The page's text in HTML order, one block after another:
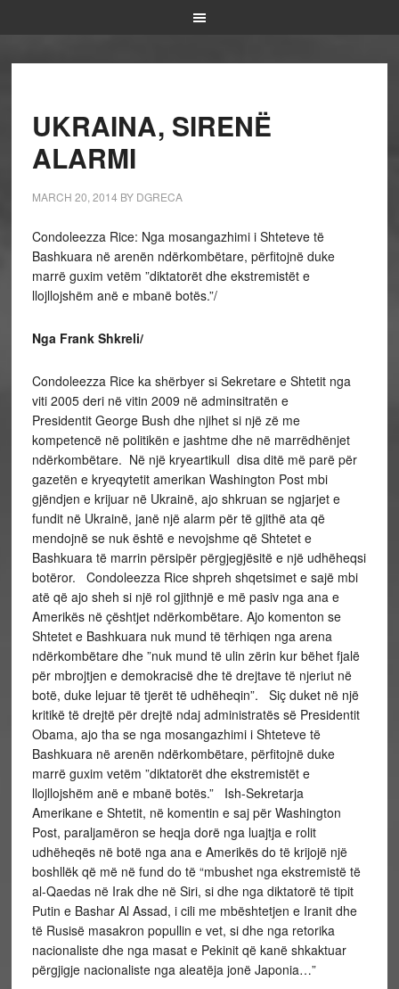
UKRAINA, SIRENË
ALARMI
MARCH 20, 2014 BY DGRECA
Condoleezza Rice: Nga mosangazhimi i Shteteve të
Bashkuara në arenën ndërkombëtare, përfitojnë duke
marrë guxim vetëm ”diktatorët dhe ekstremistët e
llojllojshëm anë e mbanë botës.”/
Nga Frank Shkreli/
Condoleezza Rice ka shërbyer si Sekretare e Shtetit nga
viti 2005 deri në vitin 2009 në adminsitratën e
Presidentit George Bush dhe njihet si një zë me
kompetencë në politikën e jashtme dhe në marrëdhënjet
ndërkombëtare. Në një kryeartikull disa ditë më parë për
gazetën e kryeqytetit amerikan Washington Post mbi
gjëndjen e krijuar në Ukrainë, ajo shkruan se ngjarjet e
fundit në Ukrainë, janë një alarm për të gjithë ata që
mendojnë se nuk është e nevojshme që Shtetet e
Bashkuara të marrin përsipër përgjegjësitë e një udhëheqsi
botëror. Condoleezza Rice shpreh shqetsimet e sajë mbi
atë që ajo sheh si një rol gjithnjë e më pasiv nga ana e
Amerikës në çështjet ndërkombëtare. Ajo komenton se
Shtetet e Bashkuara nuk mund të tërhiqen nga arena
ndërkombëtare dhe ”nuk mund të ulin zërin kur bëhet fjalë
për mbrojtjen e demokracisë dhe të drejtave të njeriut në
botë, duke lejuar të tjerët të udhëheqin”. Siç duket në një
kritikë të drejtë për drejtë ndaj administratës së Presidentit
Obama, ajo tha se nga mosangazhimi i Shteteve të
Bashkuara në arenën ndërkombëtare, përfitojnë duke
marrë guxim vetëm ”diktatorët dhe ekstremistët e
llojllojshëm anë e mbanë botës.” Ish-Sekretarja
Amerikane e Shtetit, në komentin e saj për Washington
Post, paraljamëron se heqja dorë nga luajtja e rolit
udhëheqës në botë nga ana e Amerikës do të krijojë një
boshllëk që më në fund do të “mbushet nga ekstremistë të
al-Qaedas në Irak dhe në Siri, si dhe nga diktatorë të tipit
Putin e Bashar Al Assad, i cili me mbështetjen e Iranit dhe
të Rusisë masakron popullin e vet, si dhe nga retorika
nacionaliste dhe nga masat e Pekinit që kanë shkaktuar
përgjigje nacionaliste nga aleatëja jonë Japonia…”